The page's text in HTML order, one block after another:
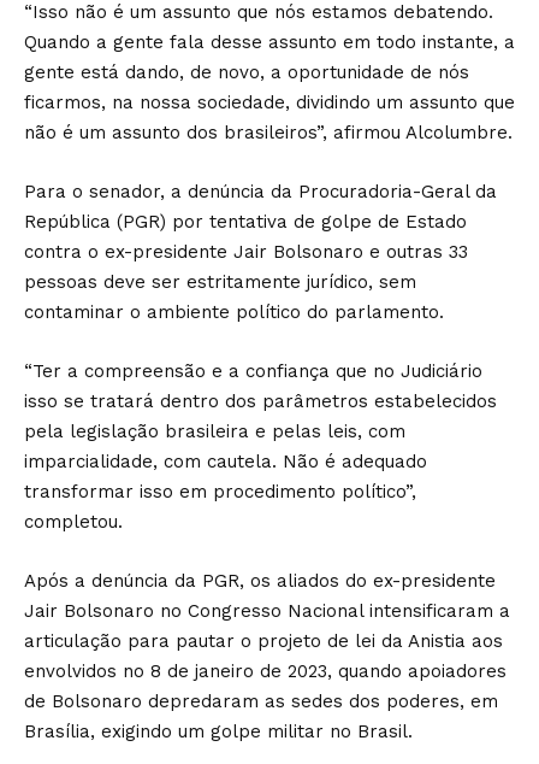
“Isso não é um assunto que nós estamos debatendo.
Quando a gente fala desse assunto em todo instante, a
gente está dando, de novo, a oportunidade de nós
ficarmos, na nossa sociedade, dividindo um assunto que
não é um assunto dos brasileiros”, afirmou Alcolumbre.
Para o senador, a denúncia da Procuradoria-Geral da
República (PGR) por tentativa de golpe de Estado
contra o ex-presidente Jair Bolsonaro e outras 33
pessoas deve ser estritamente jurídico, sem
contaminar o ambiente político do parlamento.
“Ter a compreensão e a confiança que no Judiciário
isso se tratará dentro dos parâmetros estabelecidos
pela legislação brasileira e pelas leis, com
imparcialidade, com cautela. Não é adequado
transformar isso em procedimento político”,
completou.
Após a denúncia da PGR, os aliados do ex-presidente
Jair Bolsonaro no Congresso Nacional intensificaram a
articulação para pautar o projeto de lei da Anistia aos
envolvidos no 8 de janeiro de 2023, quando apoiadores
de Bolsonaro depredaram as sedes dos poderes, em
Brasília, exigindo um golpe militar no Brasil.